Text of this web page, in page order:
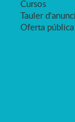
Cursos
Tauler
Oferta